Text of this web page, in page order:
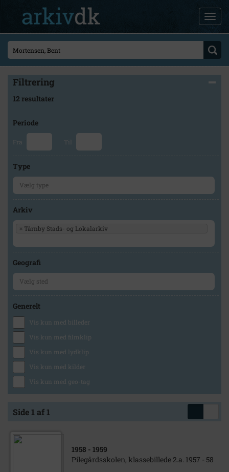
Filtrering
12 resultater
Periode
Fra Til
Type
Arkiv
× Tårnby Stads- og Lokalarkiv
Geografi
Generelt
Vis kun med billeder
Vis kun med filmklip
Vis kun med lydklip
Vis kun med kilder
Vis kun med geo-tag
Side 1 af 1
1958 - 1959
Pilegårdsskolen, klassebillede 2.a. 1957 - 58